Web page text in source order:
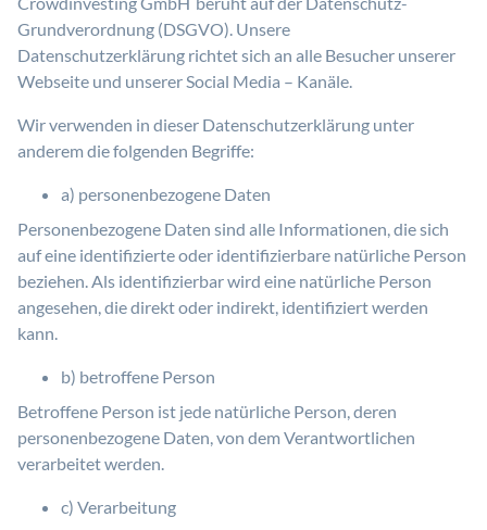
Grundverordnung (DSGVO). Unsere
Datenschutzerklärung richtet sich an alle Besucher unserer
Webseite und unserer Social Media – Kanäle.
Wir verwenden in dieser Datenschutzerklärung unter
anderem die folgenden Begriffe:
a) personenbezogene Daten
Personenbezogene Daten sind alle Informationen, die sich
auf eine identifizierte oder identifizierbare natürliche Person
beziehen. Als identifizierbar wird eine natürliche Person
angesehen, die direkt oder indirekt, identifiziert werden
kann.
b) betroffene Person
Betroffene Person ist jede natürliche Person, deren
personenbezogene Daten, von dem Verantwortlichen
verarbeitet werden.
c) Verarbeitung